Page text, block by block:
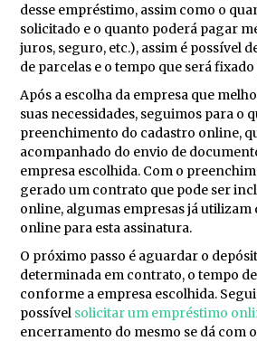
desse empréstimo, assim como o
solicitado e o quanto poderá pagar
juros, seguro, etc.), assim é possível
de parcelas e o tempo que será
Após a escolha da empresa que
suas necessidades, seguimos para o
preenchimento do cadastro online,
acompanhado do envio de
empresa escolhida. Com o
gerado um contrato que pode ser
online, algumas empresas já
online para esta assinatura.
O próximo passo é aguardar o
determinada em contrato, o tempo
conforme a empresa escolhida.
possível solicitar um empréstimo
encerramento do mesmo se dá com